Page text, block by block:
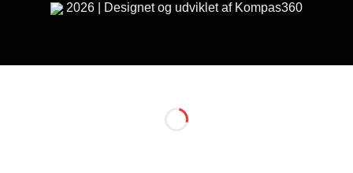
2026 | Designet og udviklet af Kompas360